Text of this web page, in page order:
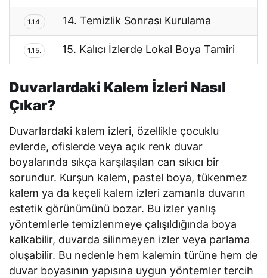
1.14. 14. Temizlik Sonrası Kurulama
1.15. 15. Kalıcı İzlerde Lokal Boya Tamiri
Duvarlardaki Kalem İzleri Nasıl
Çıkar?
Duvarlardaki kalem izleri, özellikle çocuklu
evlerde, ofislerde veya açık renk duvar
boyalarında sıkça karşılaşılan can sıkıcı bir
sorundur. Kurşun kalem, pastel boya, tükenmez
kalem ya da keçeli kalem izleri zamanla duvarın
estetik görünümünü bozar. Bu izler yanlış
yöntemlerle temizlenmeye çalışıldığında boya
kalkabilir, duvarda silinmeyen izler veya parlama
oluşabilir. Bu nedenle hem kalemin türüne hem de
duvar boyasının yapısına uygun yöntemler tercih